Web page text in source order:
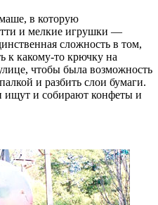
в которую
и мелкие игрушки —
сложность в том,
к какому-то крючку на
чтобы была возможность
и разбить слои бумаги.
ищут и собирают конфеты и